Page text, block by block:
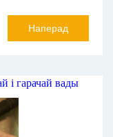
Наперад
і гарачай вады